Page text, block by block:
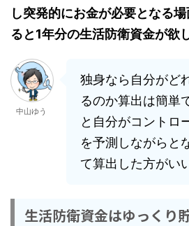
し突発的にお金が必要となる
ると1年分の生活防衛資金が欲
中山ゆう
独身なら自分がど
るのか算出は簡単
と自分がコントロ
を予測しながらと
て算出した方がい
生活防衛資金はゆっくり